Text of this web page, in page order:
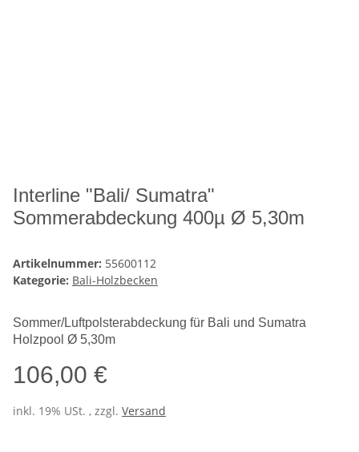
Interline "Bali/ Sumatra"
Sommerabdeckung 400µ Ø 5,30m
Artikelnummer: 55600112
Kategorie: Bali-Holzbecken
Sommer/Luftpolsterabdeckung für Bali und Sumatra
Holzpool Ø 5,30m
106,00 €
inkl. 19% USt. , zzgl. Versand